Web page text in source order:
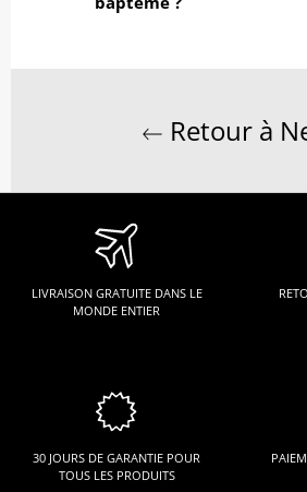
Retour à
LIVRAISON GRATUITE DANS LE
MONDE ENTIER
30 JOURS DE GARANTIE POUR
TOUS LES PRODUITS